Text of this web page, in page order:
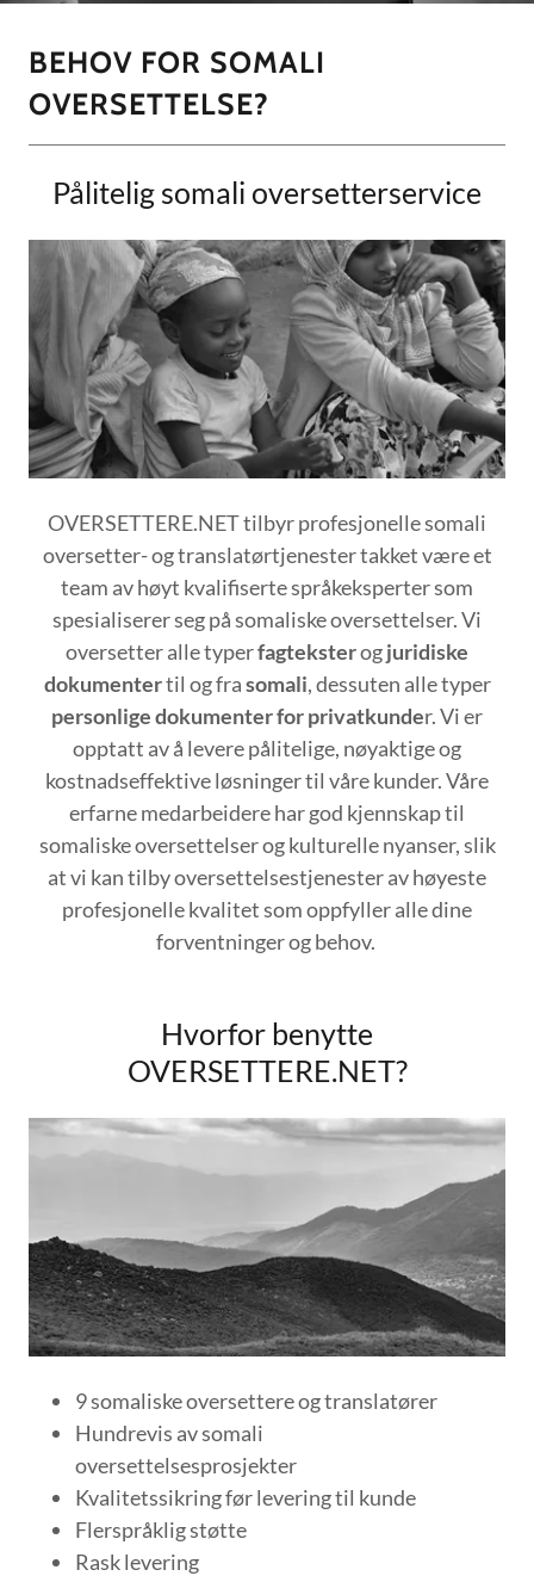
BEHOV FOR SOMALI
OVERSETTELSE?
Pålitelig somali oversetterservice
OVERSETTERE.NET tilbyr profesjonelle somali
oversetter- og translatørtjenester takket være et
team av høyt kvalifiserte språkeksperter som
spesialiserer seg på somaliske oversettelser. Vi
oversetter alle typerfagteksterogjuridiske
dokumentertil og frasomali, dessuten alle typer
personlige dokumenter for privatkunder. Vi er
opptatt av å levere pålitelige, nøyaktige og
kostnadseffektive løsninger til våre kunder. Våre
erfarne medarbeidere har god kjennskap til
somaliske oversettelser og kulturelle nyanser, slik
at vi kan tilby oversettelsestjenester av høyeste
profesjonelle kvalitet som oppfyller alle dine
forventninger og behov.
Hvorfor benytte
OVERSETTERE.NET?
9 somaliske oversettere og translatører
Hundrevis av somali
oversettelsesprosjekter
Kvalitetssikring før levering til kunde
Flerspråklig støtte
Rask levering